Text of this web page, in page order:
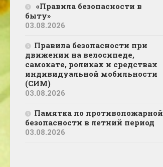
«Правила безопасности в
быту»
03.08.2026
Правила безопасности при
движении на велосипеде,
самокате, роликах и средствах
индивидуальной мобильности
(СИМ)
03.08.2026
Памятка по противопожарной
безопасности в летний период
03.08.2026